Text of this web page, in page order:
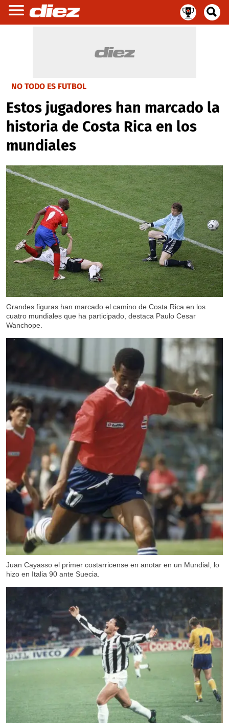
NO TODO ES FUTBOL
Estos jugadores han marcado la
historia de Costa Rica en los
mundiales
Grandes figuras han marcado el camino de Costa Rica en los
cuatro mundiales que ha participado, destaca Paulo Cesar
Wanchope.
Juan Cayasso el primer costarricense en anotar en un Mundial, lo
hizo en Italia 90 ante Suecia.